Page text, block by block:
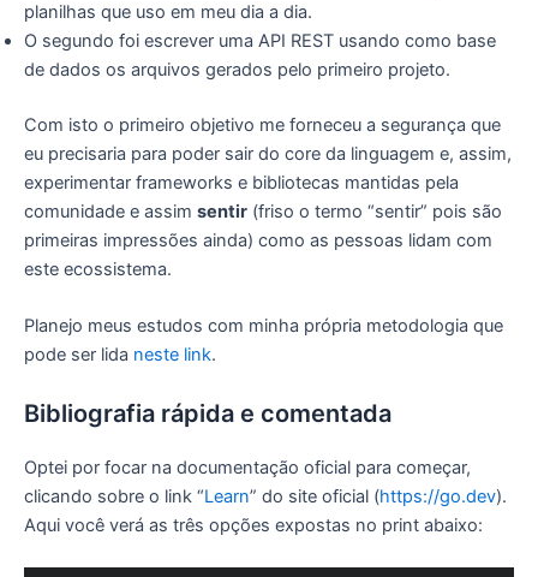
planilhas que uso em meu dia a dia.
O segundo foi escrever uma API REST usando como base
de dados os arquivos gerados pelo primeiro projeto.
Com isto o primeiro objetivo me forneceu a segurança que
eu precisaria para poder sair do core da linguagem e, assim,
experimentar frameworks e bibliotecas mantidas pela
comunidade e assim sentir (friso o termo “sentir” pois são
primeiras impressões ainda) como as pessoas lidam com
este ecossistema.
Planejo meus estudos com minha própria metodologia que
pode ser lida neste link.
Bibliografia rápida e comentada
Optei por focar na documentação oficial para começar,
clicando sobre o link “Learn” do site oficial (https://go.dev).
Aqui você verá as três opções expostas no print abaixo: